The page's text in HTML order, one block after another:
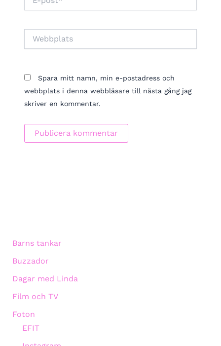
post*
Spara mitt namn, min e-postadress och
webbplats i denna webbläsare till nästa gång jag
skriver en kommentar.
Barns tankar
Buzzador
Dagar med Linda
Film och TV
Foton
EFIT